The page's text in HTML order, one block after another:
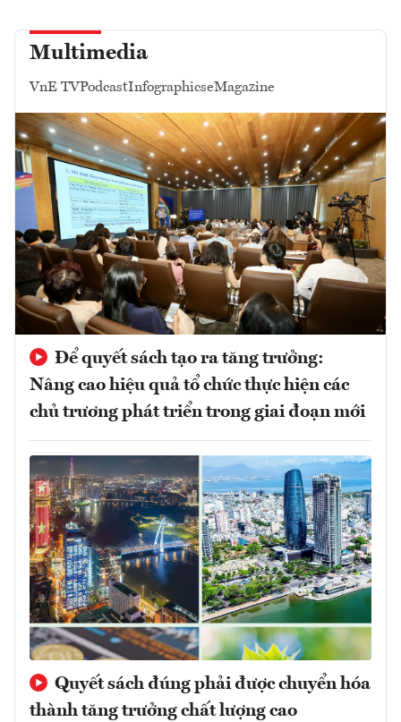
Multimedia
VnE TVPodcastInfographicseMagazine
Để quyết sách tạo ra tăng trưởng:
Nâng cao hiệu quả tổ chức thực hiện các
chủ trương phát triển trong giai đoạn mới
Quyết sách đúng phải được chuyển hóa
thành tăng trưởng chất lượng cao